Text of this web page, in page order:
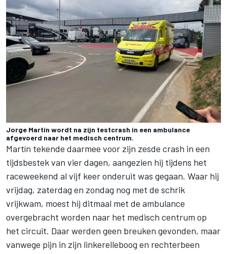
Jorge Martín wordt na zijn testcrash in een ambulance
afgevoerd naar het medisch centrum.
Martín tekende daarmee voor zijn zesde crash in een
tijdsbestek van vier dagen, aangezien hij tijdens het
raceweekend al vijf keer onderuit was gegaan. Waar hij
vrijdag, zaterdag en zondag nog met de schrik
vrijkwam, moest hij ditmaal met de ambulance
overgebracht worden naar het medisch centrum op
het circuit. Daar werden geen breuken gevonden, maar
vanwege pijn in zijn linkerelleboog en rechterbeen